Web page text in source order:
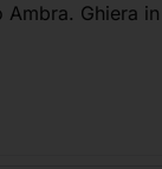
Ambra. Ghiera